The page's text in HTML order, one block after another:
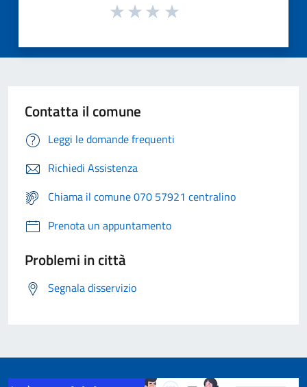
Contatta il comune
Leggi le domande frequenti
Richiedi Assistenza
Chiama il comune 070 57921 centralino
Prenota un appuntamento
Problemi in città
Segnala disservizio